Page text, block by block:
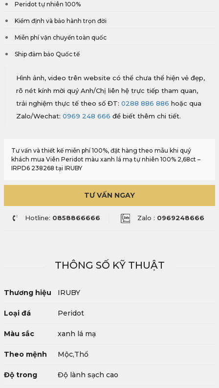
Peridot tự nhiên 100%
Kiểm định và bảo hành trọn đời
Miễn phí vận chuyển toàn quốc
Ship đảm bảo Quốc tế
Hình ảnh, video trên website có thể chưa thể hiện vẻ đẹp,
rõ nét kính mời quý Anh/Chị liên hệ trực tiếp tham quan,
trải nghiệm thực tế theo số ĐT: 0288 886 886 hoặc qua
Zalo/Wechat: 0969 248 666 để biết thêm chi tiết.
Tư vấn và thiết kế miễn phí 100%, đặt hàng theo mẫu khi quý
khách mua Viên Peridot màu xanh lá mạ tự nhiên 100% 2,68ct –
IRPD6 238268 tại IRUBY
TƯ VẤN NGAY
Hotline: 0858866666 Zalo : 0969248666
THÔNG SỐ KỸ THUẬT
Thương hiệu IRUBY
Loại đá Peridot
Màu sắc xanh lá mạ
Theo mệnh Mộc,Thổ
Độ trong Độ lành sạch cao